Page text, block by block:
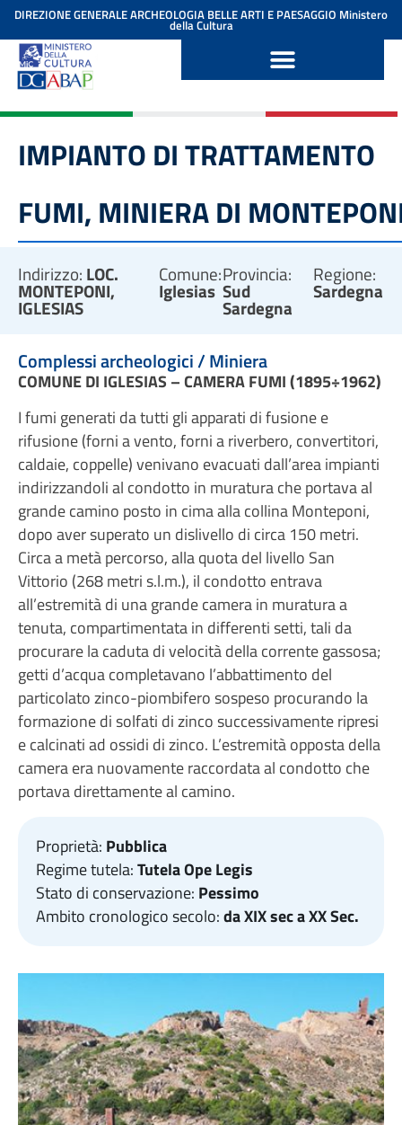
contenuto
DIREZIONE GENERALE ARCHEOLOGIA BELLE ARTI E PAESAGGIO Ministero
della Cultura
IMPIANTO DI TRATTAMENTO
FUMI, MINIERA DI
Indirizzo: LOC.
MONTEPONI,
IGLESIAS
Comune:
Iglesias
Provincia:
Sud
Sardegna
Regione:
Sardegna
Complessi archeologici / Miniera
COMUNE DI IGLESIAS – CAMERA FUMI (1895÷1962)
I fumi generati da tutti gli apparati di fusione e
rifusione (forni a vento, forni a riverbero, convertitori,
caldaie, coppelle) venivano evacuati dall’area impianti
indirizzandoli al condotto in muratura che portava al
grande camino posto in cima alla collina Monteponi,
dopo aver superato un dislivello di circa 150 metri.
Circa a metà percorso, alla quota del livello San
Vittorio (268 metri s.l.m.), il condotto entrava
all’estremità di una grande camera in muratura a
tenuta, compartimentata in differenti setti, tali da
procurare la caduta di velocità della corrente gassosa;
getti d’acqua completavano l’abbattimento del
particolato zinco-piombifero sospeso procurando la
formazione di solfati di zinco successivamente ripresi
e calcinati ad ossidi di zinco. L’estremità opposta della
camera era nuovamente raccordata al condotto che
portava direttamente al camino.
Proprietà: Pubblica
Regime tutela:Tutela Ope Legis
Stato di conservazione: Pessimo
Ambito cronologico secolo:da XIX sec a XX Sec.